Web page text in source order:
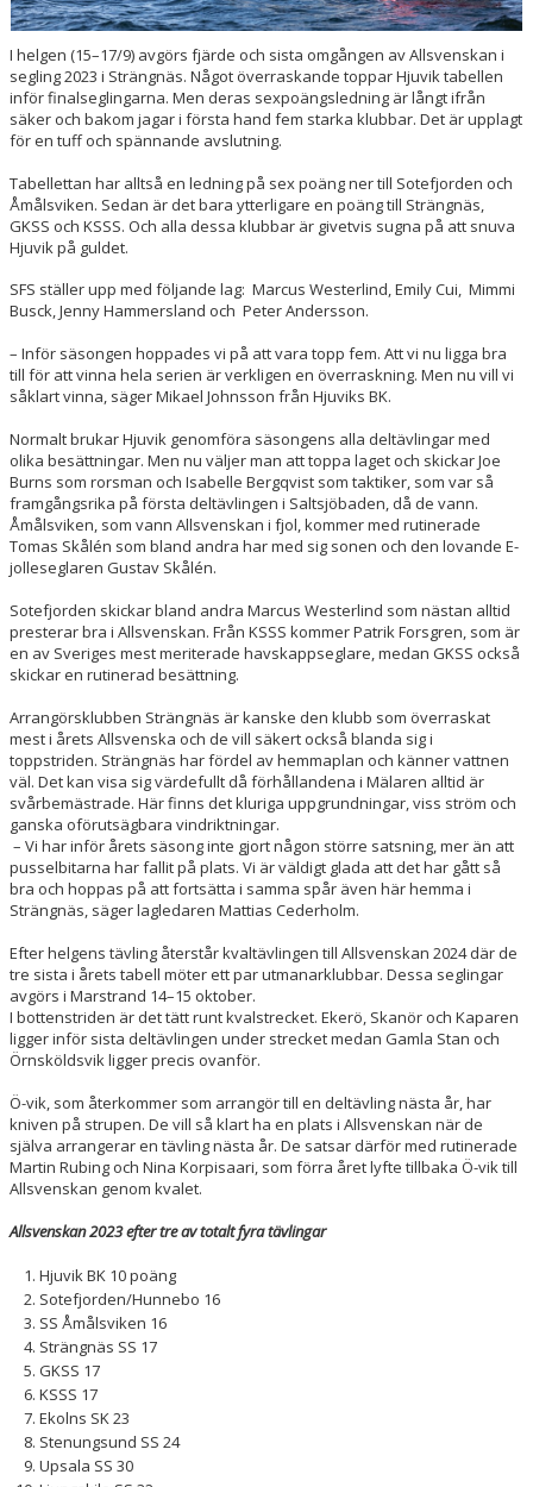
FÖRETAGSKAMPEN
I helgen (15–17/9) avgörs fjärde och sista omgången av Allsvenskan i
segling 2023 i Strängnäs. Något överraskande toppar Hjuvik tabellen
inför finalseglingarna. Men deras sexpoängsledning är långt ifrån
säker och bakom jagar i första hand fem starka klubbar. Det är upplagt
för en tuff och spännande avslutning.
Tabellettan har alltså en ledning på sex poäng ner till Sotefjorden och
Åmålsviken. Sedan är det bara ytterligare en poäng till Strängnäs,
GKSS och KSSS. Och alla dessa klubbar är givetvis sugna på att snuva
Hjuvik på guldet.
SFS ställer upp med följande lag: Marcus Westerlind, Emily Cui, Mimmi
Busck, Jenny Hammersland och Peter Andersson.
– Inför säsongen hoppades vi på att vara topp fem. Att vi nu ligga bra
till för att vinna hela serien är verkligen en överraskning. Men nu vill vi
såklart vinna, säger Mikael Johnsson från Hjuviks BK.
Normalt brukar Hjuvik genomföra säsongens alla deltävlingar med
olika besättningar. Men nu väljer man att toppa laget och skickar Joe
Burns som rorsman och Isabelle Bergqvist som taktiker, som var så
framgångsrika på första deltävlingen i Saltsjöbaden, då de vann.
Åmålsviken, som vann Allsvenskan i fjol, kommer med rutinerade
Tomas Skålén som bland andra har med sig sonen och den lovande E-
jolleseglaren Gustav Skålén.
Sotefjorden skickar bland andra Marcus Westerlind som nästan alltid
presterar bra i Allsvenskan. Från KSSS kommer Patrik Forsgren, som är
en av Sveriges mest meriterade havskappseglare, medan GKSS också
skickar en rutinerad besättning.
Arrangörsklubben Strängnäs är kanske den klubb som överraskat
mest i årets Allsvenska och de vill säkert också blanda sig i
toppstriden. Strängnäs har fördel av hemmaplan och känner vattnen
väl. Det kan visa sig värdefullt då förhållandena i Mälaren alltid är
svårbemästrade. Här finns det kluriga uppgrundningar, viss ström och
ganska oförutsägbara vindriktningar.
­ – Vi har inför årets säsong inte gjort någon större satsning, mer än att
pusselbitarna har fallit på plats. Vi är väldigt glada att det har gått så
bra och hoppas på att fortsätta i samma spår även här hemma i
Strängnäs, säger lagledaren Mattias Cederholm.
Efter helgens tävling återstår kvaltävlingen till Allsvenskan 2024 där de
tre sista i årets tabell möter ett par utmanarklubbar. Dessa seglingar
avgörs i Marstrand 14–15 oktober.
I bottenstriden är det tätt runt kvalstrecket. Ekerö, Skanör och Kaparen
ligger inför sista deltävlingen under strecket medan Gamla Stan och
Örnsköldsvik ligger precis ovanför.
Ö-vik, som återkommer som arrangör till en deltävling nästa år, har
kniven på strupen. De vill så klart ha en plats i Allsvenskan när de
själva arrangerar en tävling nästa år. De satsar därför med rutinerade
Martin Rubing och Nina Korpisaari, som förra året lyfte tillbaka Ö-vik till
Allsvenskan genom kvalet.
Allsvenskan 2023 efter tre av totalt fyra tävlingar
Hjuvik BK 10 poäng
Sotefjorden/Hunnebo 16
SS Åmålsviken 16
Strängnäs SS 17
GKSS 17
KSSS 17
Ekolns SK 23
Stenungsund SS 24
Upsala SS 30